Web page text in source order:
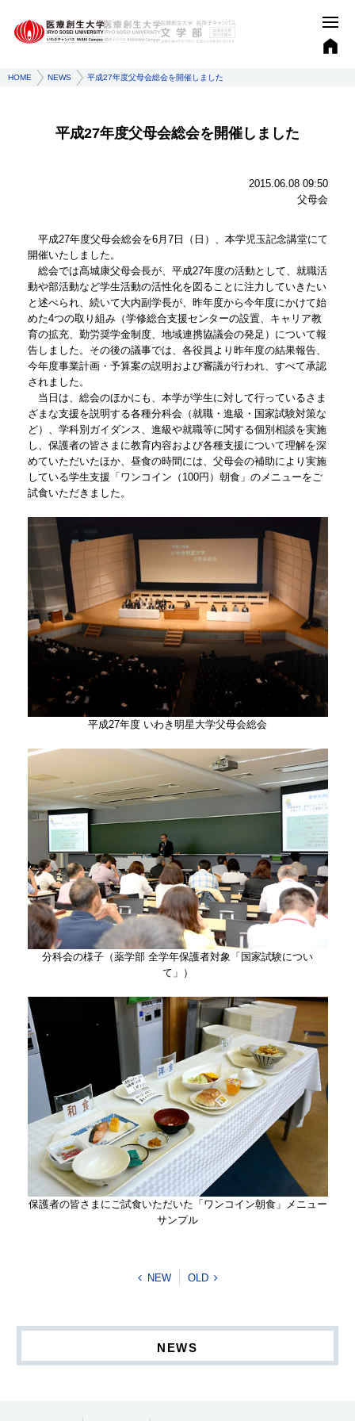
HOME NEWS 平成27年度父母会総会を開催しました
平成27年度父母会総会を開催しました
2015.06.08 09:50
父母会
平成27年度父母会総会を6月7日（日）、本学児玉記念講堂にて
開催いたしました。
総会では髙城康父母会長が、平成27年度の活動として、就職活
動や部活動など学生活動の活性化を図ることに注力していきたい
と述べられ、続いて大内副学長が、昨年度から今年度にかけて始
めた4つの取り組み（学修総合支援センターの設置、キャリア教
育の拡充、勤労奨学金制度、地域連携協議会の発足）について報
告しました。その後の議事では、各役員より昨年度の結果報告、
今年度事業計画・予算案の説明および審議が行われ、すべて承認
されました。
当日は、総会のほかにも、本学が学生に対して行っているさま
ざまな支援を説明する各種分科会（就職・進級・国家試験対策な
ど）、学科別ガイダンス、進級や就職等に関する個別相談を実施
し、保護者の皆さまに教育内容および各種支援について理解を深
めていただいたほか、昼食の時間には、父母会の補助により実施
している学生支援「ワンコイン（100円）朝食」のメニューをご
試食いただきました。
平成27年度 いわき明星大学父母会総会
分科会の様子（薬学部 全学年保護者対象「国家試験につい
て」）
保護者の皆さまにご試食いただいた「ワンコイン朝食」メニュー
サンプル
NEW OLD
NEWS